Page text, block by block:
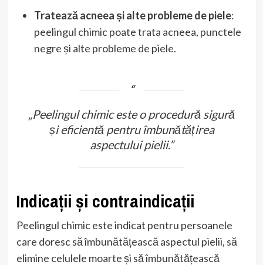
Tratează acneea și alte probleme de piele:
peelingul chimic poate trata acneea, punctele
negre și alte probleme de piele.
„Peelingul chimic este o procedură sigură
și eficientă pentru îmbunătățirea
aspectului pielii.”
Indicații și contraindicații
Peelingul chimic este indicat pentru persoanele
care doresc să îmbunătățească aspectul pielii, să
elimine celulele moarte și să îmbunătățească